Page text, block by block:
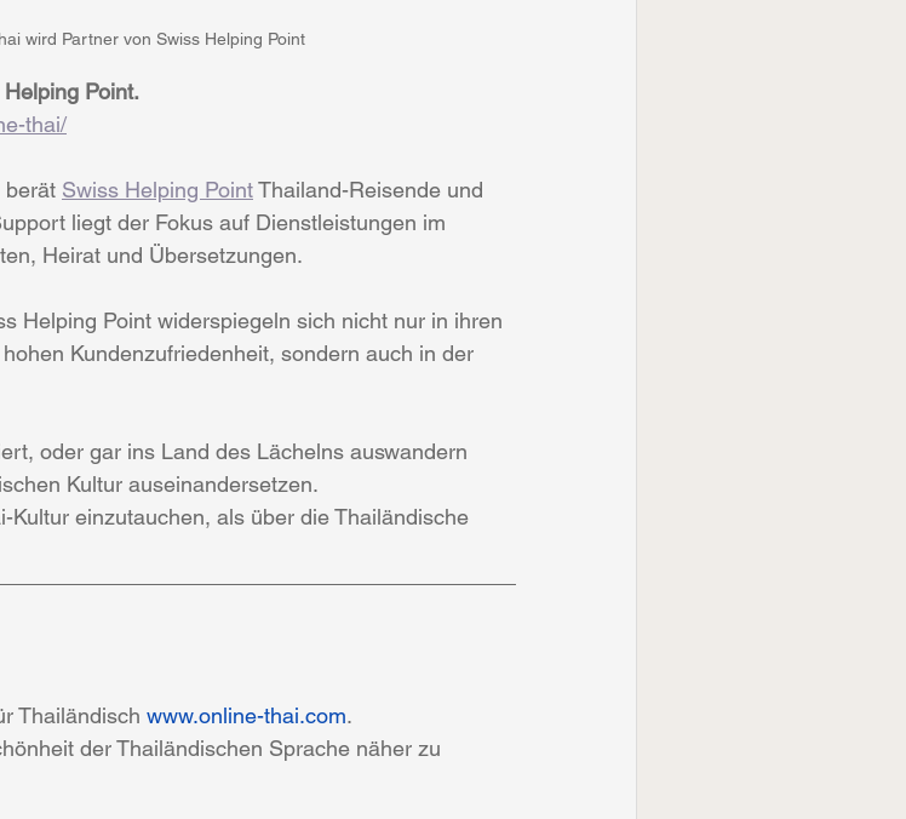
wird Partner von Swiss Helping Point
Point.
thai/
berät Swiss Helping Point Thailand-Reisende und
liegt der Fokus auf Dienstleistungen im
Heirat und Übersetzungen.
Helping Point widerspiegeln sich nicht nur in ihren
Kundenzufriedenheit, sondern auch in der
oder gar ins Land des Lächelns auswandern
Kultur auseinandersetzen.
Kultur einzutauchen, als über die Thailändische
Thailändisch www.online-thai.com.
der Thailändischen Sprache näher zu